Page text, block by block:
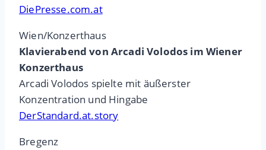
DiePresse.com.at
Wien/Konzerthaus
Klavierabend von Arcadi Volodos im Wiener
Konzerthaus
Arcadi Volodos spielte mit äußerster
Konzentration und Hingabe
DerStandard.at.story
Bregenz